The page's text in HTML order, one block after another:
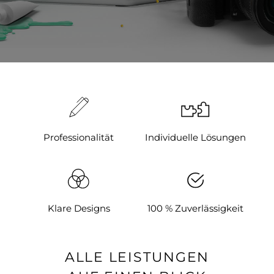
Professionalität Individuelle Lösungen
Klare Designs 100 % Zuverlässigkeit
ALLE LEISTUNGEN